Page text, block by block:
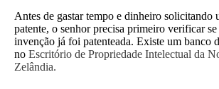
Antes de gastar tempo e dinheiro solicitando
patente, o senhor precisa primeiro verificar se
invenção já foi patenteada. Existe um banco
no Escritório de Propriedade Intelectual da
Zelândia.